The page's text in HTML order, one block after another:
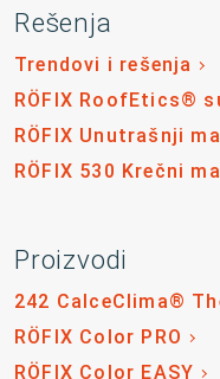
Rešenja
Trendovi i rešenja
RÖFIX RoofEtics®
RÖFIX Unutrašnji
RÖFIX 530 Krečni
Proizvodi
242 CalceClima®
RÖFIX Color PRO
RÖFIX Color EASY